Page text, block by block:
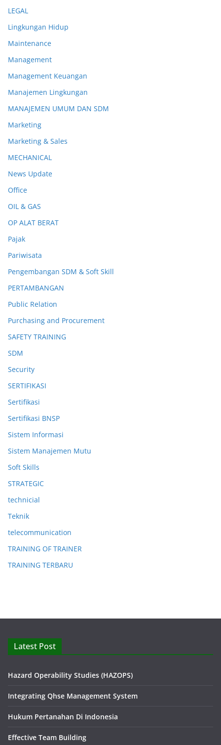
LEGAL
Lingkungan Hidup
Maintenance
Management
Management Keuangan
Manajemen Lingkungan
MANAJEMEN UMUM DAN SDM
Marketing
Marketing & Sales
MECHANICAL
News Update
Office
OIL & GAS
OP ALAT BERAT
Pajak
Pariwisata
Pengembangan SDM & Soft Skill
PERTAMBANGAN
Public Relation
Purchasing and Procurement
SAFETY TRAINING
SDM
Security
SERTIFIKASI
Sertifikasi
Sertifikasi BNSP
Sistem Informasi
Sistem Manajemen Mutu
Soft Skills
STRATEGIC
technicial
Teknik
telecommunication
TRAINING OF TRAINER
TRAINING TERBARU
Latest Post
Hazard Operability Studies (HAZOPS)
Integrating Qhse Management System
Hukum Pertanahan Di Indonesia
Effective Team Building